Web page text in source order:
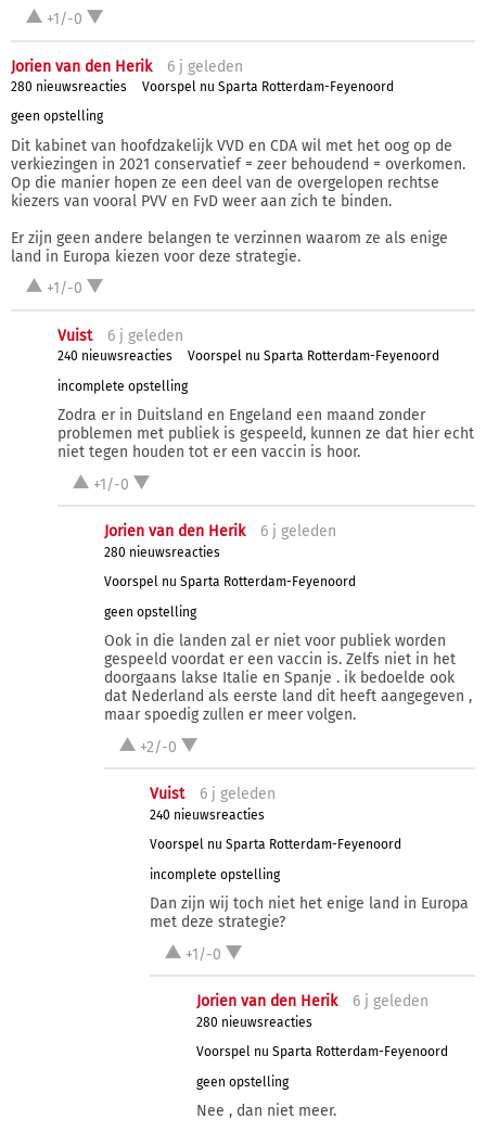
+1/-0
Jorien van den Herik 6 j geleden
280 nieuwsreacties
Voorspel nu Sparta Rotterdam-Feyenoord
geen opstelling
Dit kabinet van hoofdzakelijk VVD en CDA wil met het oog op de
verkiezingen in 2021 conservatief = zeer behoudend = overkomen.
Op die manier hopen ze een deel van de overgelopen rechtse
kiezers van vooral PVV en FvD weer aan zich te binden.
Er zijn geen andere belangen te verzinnen waarom ze als enige
land in Europa kiezen voor deze strategie.
+1/-0
Vuist 6 j geleden
240 nieuwsreacties
Voorspel nu Sparta Rotterdam-Feyenoord
incomplete opstelling
Zodra er in Duitsland en Engeland een maand zonder
problemen met publiek is gespeeld, kunnen ze dat hier echt
niet tegen houden tot er een vaccin is hoor.
+1/-0
Jorien van den Herik 6 j geleden
280 nieuwsreacties
Voorspel nu Sparta Rotterdam-Feyenoord
geen opstelling
Ook in die landen zal er niet voor publiek worden
gespeeld voordat er een vaccin is. Zelfs niet in het
doorgaans lakse Italie en Spanje . ik bedoelde ook
dat Nederland als eerste land dit heeft aangegeven ,
maar spoedig zullen er meer volgen.
+2/-0
Vuist 6 j geleden
240 nieuwsreacties
Voorspel nu Sparta Rotterdam-Feyenoord
incomplete opstelling
Dan zijn wij toch niet het enige land in Europa
met deze strategie?
+1/-0
Jorien van den Herik 6 j geleden
280 nieuwsreacties
Voorspel nu Sparta Rotterdam-Feyenoord
geen opstelling
Nee , dan niet meer.